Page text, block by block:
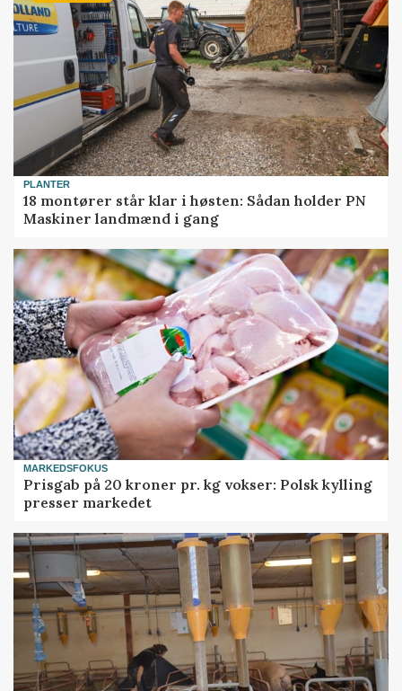
PLANTER
18 montører står klar i høsten: Sådan holder PN
Maskiner landmænd i gang
MARKEDSFOKUS
Prisgab på 20 kroner pr. kg vokser: Polsk kylling
presser markedet